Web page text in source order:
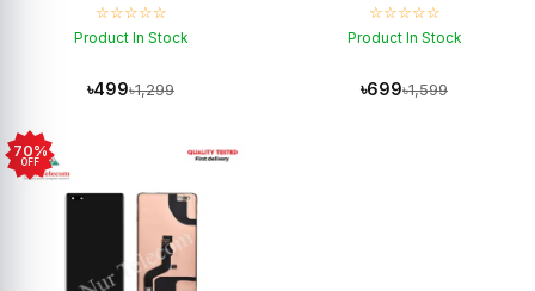
☆☆☆☆☆
Product In Stock
৳499৳1,299
☆☆☆☆☆
Product In Stock
৳699৳1,599
70%
OFF